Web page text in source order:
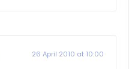
26 April 2010 at 10:00